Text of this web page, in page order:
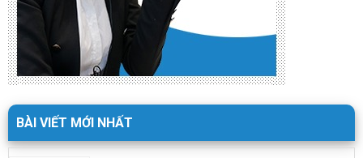
BÀI VIẾT MỚI NHẤT